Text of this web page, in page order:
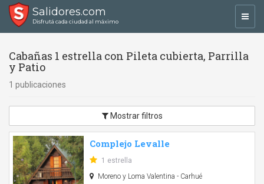
Salidores.com
Disfrutá cada ciudad al máximo
Cabañas 1 estrella con Pileta cubierta, Parrilla
y Patio
1 publicaciones
Mostrar filtros
Complejo Levalle
1 estrella
Moreno y Loma Valentina - Carhué